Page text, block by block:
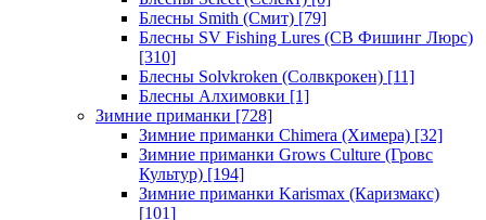
Блесны Smith (Смит) [79]
Блесны SV Fishing Lures (СВ Фишинг Люрс)
[310]
Блесны Solvkroken (Солвкрокен) [11]
Блесны Алхимовки [1]
Зимние приманки [728]
Зимние приманки Chimera (Химера) [32]
Зимние приманки Grows Culture (Гровс
Культур) [194]
Зимние приманки Karismax (Каризмакс)
[101]